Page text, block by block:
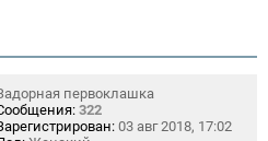
первоклашка
322
03 авг 2018, 17:02